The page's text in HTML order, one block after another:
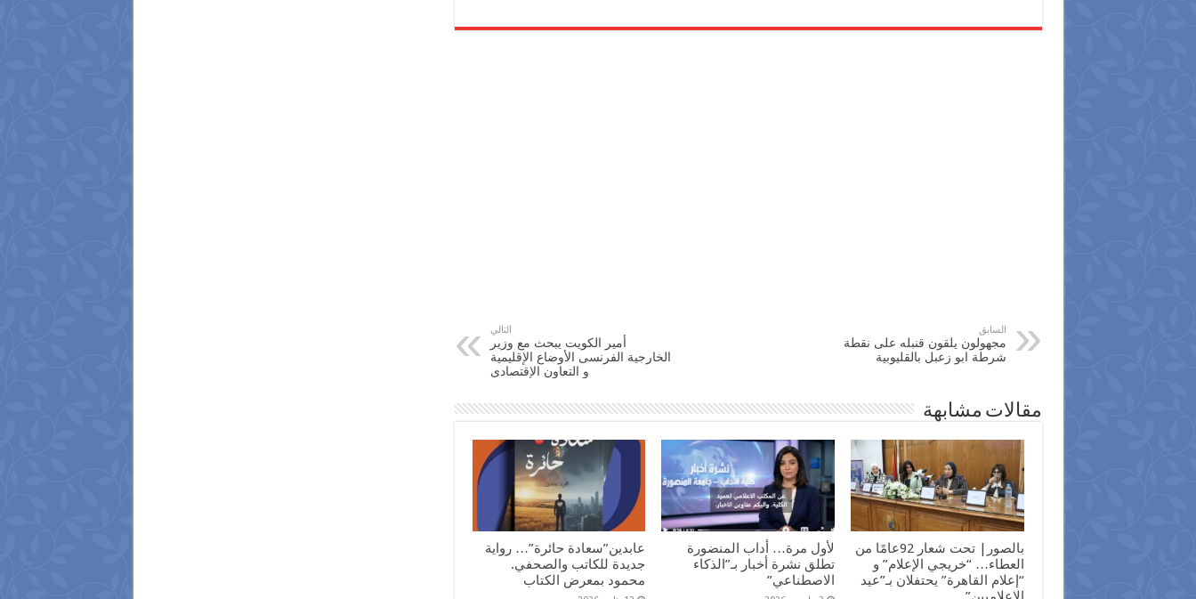
السابق
مجهولون يلقون قنبله على نقطة
شرطة ابو زعبل بالقليوبية
التالي
أمير ‫الكويت‬ يبحث مع وزير
الخارجية الفرنسى الأوضاع الإقليمية
و التعاون الإقتصادى
مقالات مشابهة
بالصور| تحت شعار 92عامًا من
العطاء… “خريجي الإعلام” و
“إعلام القاهرة” يحتفلان بـ”عيد
لأول مرة… أداب المنضورة
تطلق نشرة أخبار بـ”الذكاء
الاصطناعي”
عابدين”سعادة حائرة”… رواية
جديدة للكاتب والصحفي.
محمود بمعرض الكتاب